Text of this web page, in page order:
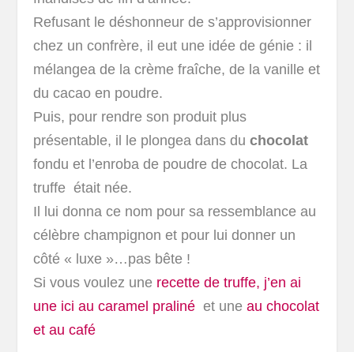
Refusant le déshonneur de s’approvisionner
chez un confrère, il eut une idée de génie : il
mélangea de la crème fraîche, de la vanille et
du cacao en poudre.
Puis, pour rendre son produit plus
présentable, il le plongea dans duchocolat
fondu et l’enroba de poudre de chocolat. La
truffe était née.
Il lui donna ce nom pour sa ressemblance au
célèbre champignon et pour lui donner un
côté « luxe »…pas bête !
Si vous voulez une recette de truffe, j’en ai
une ici au caramel praliné et une au chocolat
et au café